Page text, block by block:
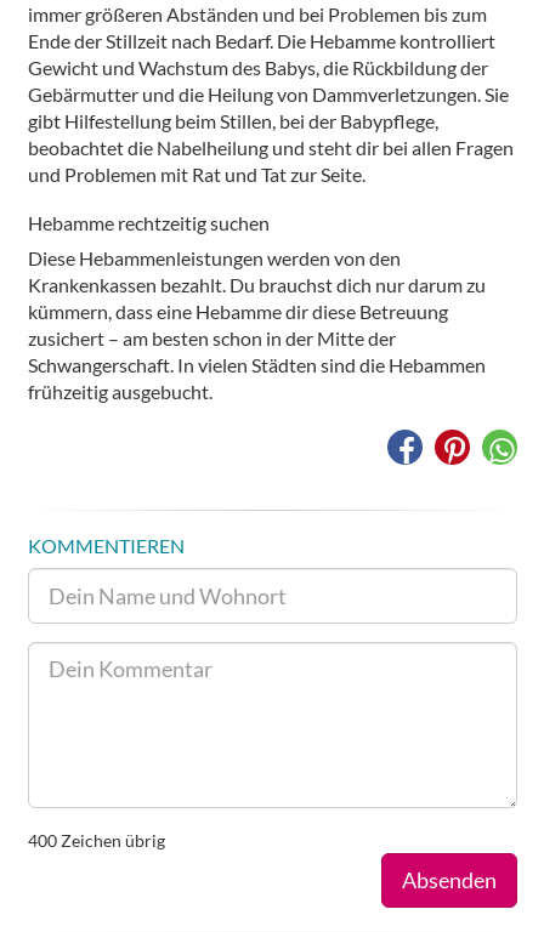
immer größeren Abständen und bei Problemen bis zum
Ende der Stillzeit nach Bedarf. Die Hebamme kontrolliert
Gewicht und Wachstum des Babys, die Rückbildung der
Gebärmutter und die Heilung von Dammverletzungen. Sie
gibt Hilfestellung beim Stillen, bei der Babypflege,
beobachtet die Nabelheilung und steht dir bei allen Fragen
und Problemen mit Rat und Tat zur Seite.
Hebamme rechtzeitig suchen
Diese Hebammenleistungen werden von den
Krankenkassen bezahlt. Du brauchst dich nur darum zu
kümmern, dass eine Hebamme dir diese Betreuung
zusichert – am besten schon in der Mitte der
Schwangerschaft. In vielen Städten sind die Hebammen
frühzeitig ausgebucht.
KOMMENTIEREN
400 Zeichen übrig
Absenden